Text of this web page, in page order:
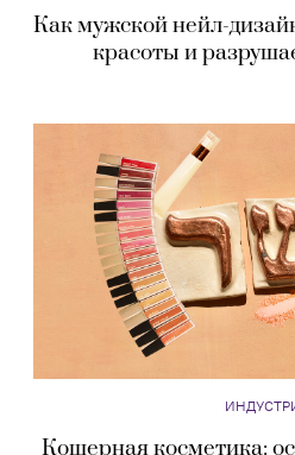
Как мужской нейл-
красоты и
Кошерная косметика: